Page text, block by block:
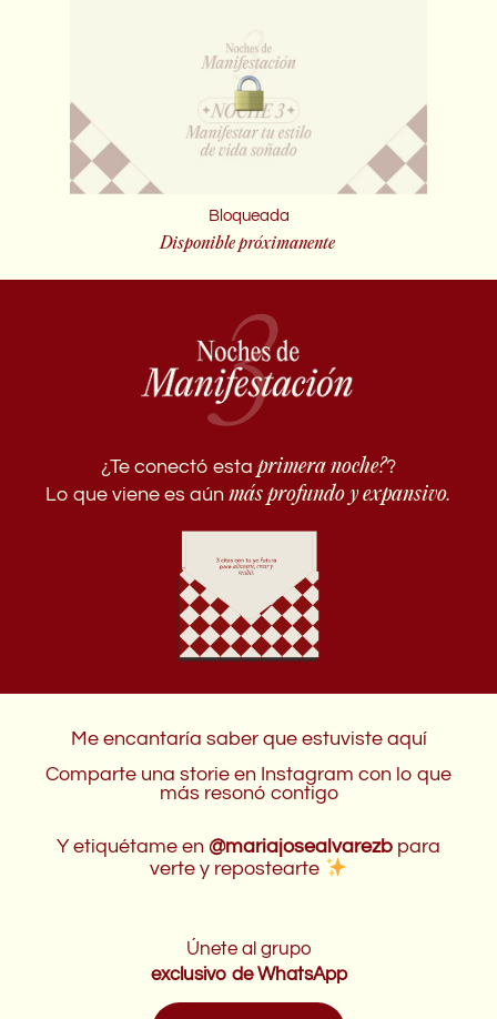
Bloqueada
Disponible próximanente
¿Te conectó esta primera noche??
Lo que viene es aún más profundo y expansivo.
Me encantaría saber que estuviste aquí
Comparte una storie en Instagram con lo que
más resonó contigo
Y etiquétame en @mariajosealvarezb para
verte y repostearte
Únete al grupo
exclusivo de WhatsApp